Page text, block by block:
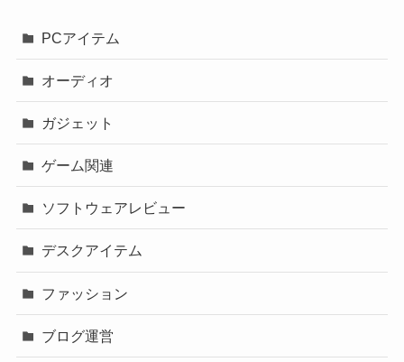
PCアイテム
オーディオ
ガジェット
ゲーム関連
ソフトウェアレビュー
デスクアイテム
ファッション
ブログ運営